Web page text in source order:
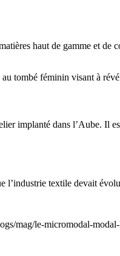
haut de gamme et
tombé féminin visant à
implanté dans l’Aube. Il
l’industrie textile devait
mag/le-micromodal-